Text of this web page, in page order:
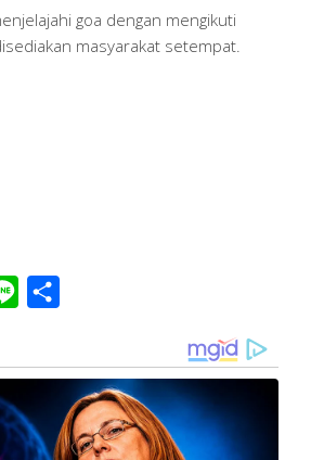
goa dengan mengikuti
masyarakat setempat.
Line